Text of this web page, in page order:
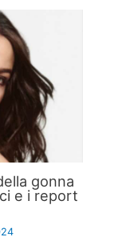
gonna
e i report